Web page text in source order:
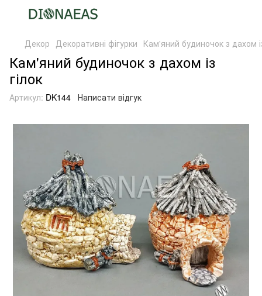
Декор Декоративні фігурки Кам'яний будиночок з дахом
Кам'яний будиночок з дахом із
гілок
Артикул: DK144 Написати відгук